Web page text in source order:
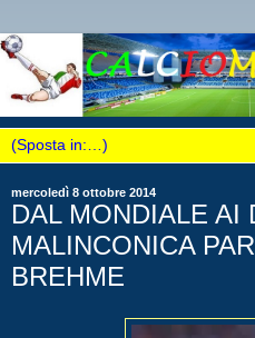
mercoledì 8 ottobre 2014
DAL MONDIALE AI
MALINCONICA
BREHME